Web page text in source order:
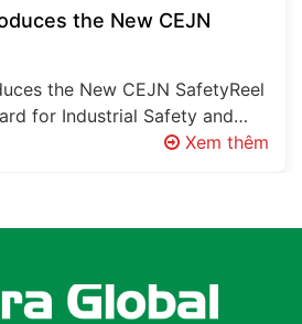
the New CEJN
the New CEJN SafetyReel
for Industrial Safety and
Every Factory Has…Xem thêm